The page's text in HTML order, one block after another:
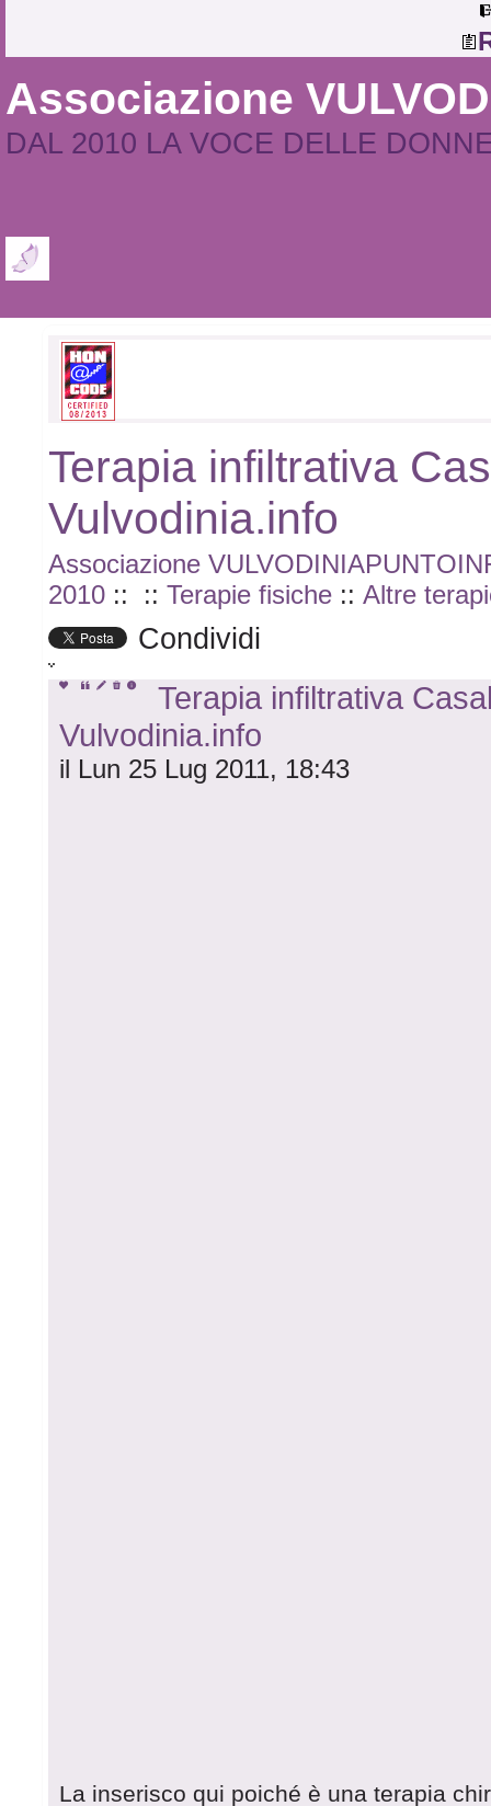
Associazione
DAL 2010 LA VOCE DELLE
Terapia infiltrativa
Vulvodinia.info
Associazione
2010 :: ::Terapie fisiche ::Altre
Condividi
Terapia infiltrativa
Vulvodinia.info
il Lun 25 Lug 2011, 18:43
La inserisco qui poiché è una terapia